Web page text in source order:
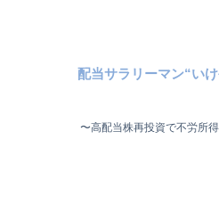
配当サラリーマン“い
〜高配当株再投資で不労所